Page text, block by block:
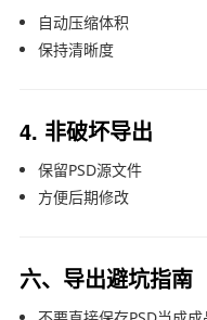
自动压缩体积
保持清晰度
4. 非破坏导出
保留PSD源文件
方便后期修改
六、导出避坑指南